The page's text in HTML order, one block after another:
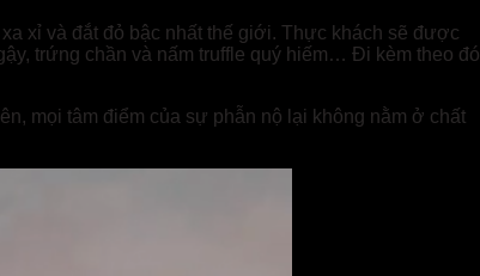
xỉ và đắt đỏ bậc nhất thế giới. Thực khách sẽ được
trứng chần và nấm truffle quý hiếm… Đi kèm theo đó
mọi tâm điểm của sự phẫn nộ lại không nằm ở chất